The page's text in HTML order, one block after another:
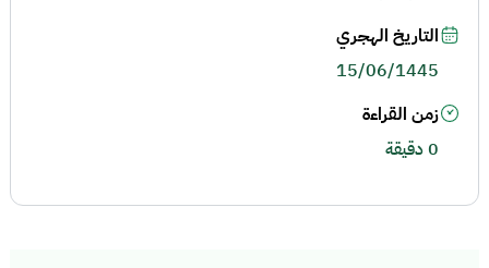
التاريخ الهجري
15/06/1445
زمن القراءة
0 دقيقة